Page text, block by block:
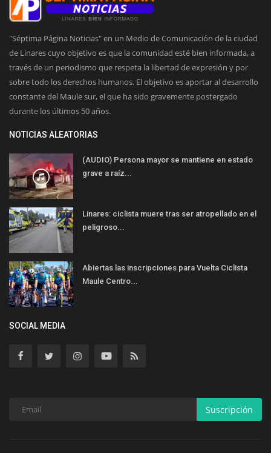
"Séptima Página Noticias" en un Medio de Comunicación de la ciudad
de Linares cuyo objetivo es que la comunidad esté bien informada, a
través de un periodismo que respeta la libertad de expresión y por
sobre todo los derechos humanos. El objetivo es aportar al desarrollo
constante del Maule sur, el que ha sido gravemente postergado
durante los últimos 50 años.
NOTICIAS ALEATORIAS
(AUDIO) Persona mayor se mantiene en estado
grave a raíz...
Linares: ciclista muere tras ser atropellado en el
peligroso...
Abiertas las inscripciones para Vuelta Ciclista
Maule Centro...
SOCIAL MEDIA
Suscripción